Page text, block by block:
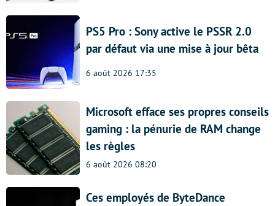
PS5 Pro : Sony active le PSSR 2.0
par défaut via une mise à jour bêta
6 août 2026 17:35
Microsoft efface ses propres conseils
gaming : la pénurie de RAM change
les règles
6 août 2026 08:20
Ces employés de ByteDance